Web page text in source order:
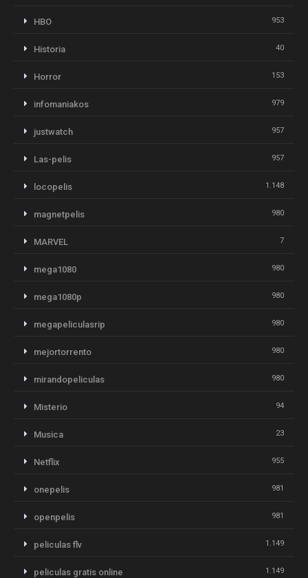
HBO 953
Historia 40
Horror 153
infomaniakos 979
justwatch 957
Las-pelis 957
locopelis 1.148
magnetpelis 980
MARVEL 7
mega1080 980
mega1080p 980
megapeliculasrip 980
mejortorrento 980
mirandopeliculas 980
Misterio 94
Musica 23
Netflix 955
onepelis 981
openpelis 981
peliculas flv 1.149
peliculas gratis online 1.149